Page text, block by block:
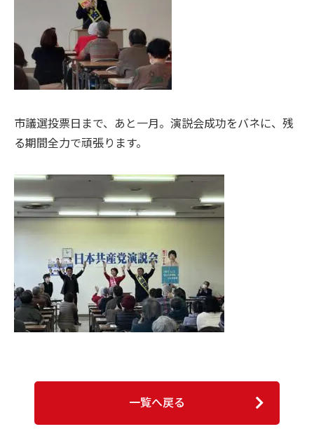
市議選投票日まで、あと一月。演説会成功をバネに、残
る期間全力で頑張ります。
一覧へ戻る